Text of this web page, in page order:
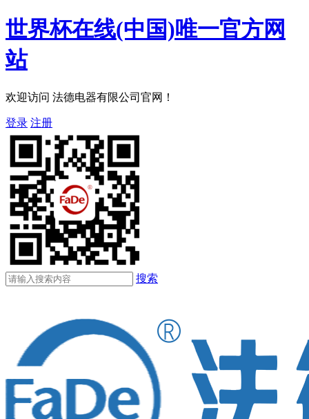
世界杯在线(中国)唯一官方网
站
欢迎访问 法德电器有限公司官网！
登录 注册
搜索